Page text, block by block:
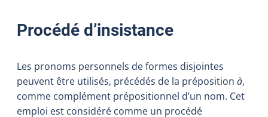
Procédé d’insistance
Les pronoms personnels de formes disjointes
peuvent être utilisés, précédés de la préposition à,
comme complément prépositionnel d’un nom. Cet
emploi est considéré comme un procédé